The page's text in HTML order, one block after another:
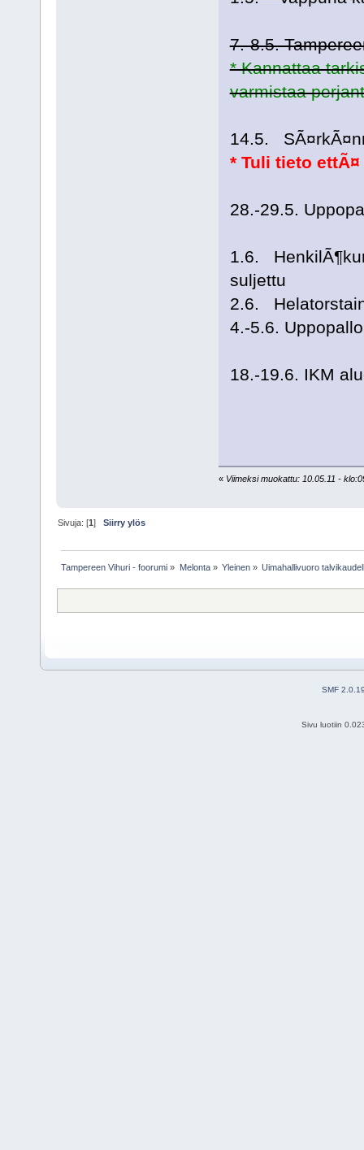
7.-8.5.
* Kannattaa
varmistaa
14.5.
* Tuli tieto
28.-29.5.
1.6.
suljettu
2.6.
4.-5.6.
18.-19.6. IKM
« Viimeksi muokattu: 10.05.11 -
Sivuja: [1]Siirry ylös
Tampereen Vihuri - foorumi » Melonta» Yleinen» Uimahallivuoro
SMF
Sivu luotiin